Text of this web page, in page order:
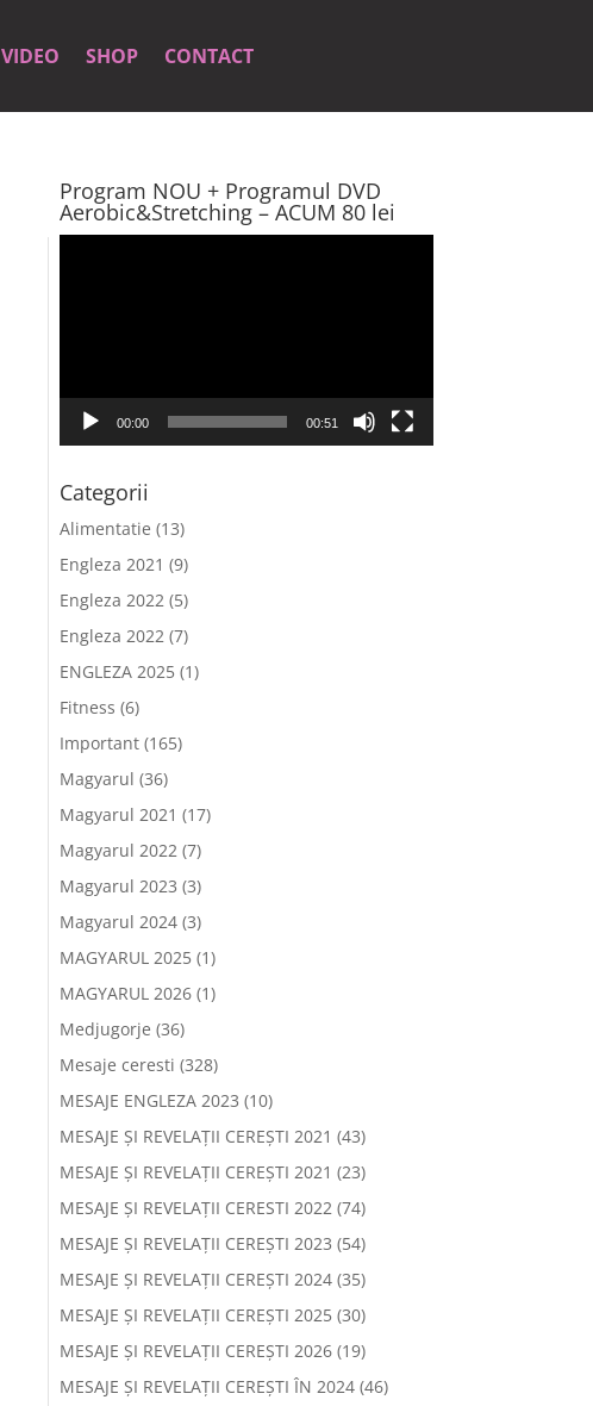
VIDEO SHOP CONTACT
Program NOU + Programul DVD
Aerobic&Stretching – ACUM 80 lei
00:00 00:51
Categorii
Alimentatie (13)
Engleza 2021 (9)
Engleza 2022 (5)
Engleza 2022 (7)
ENGLEZA 2025(1)
Fitness (6)
Important(165)
Magyarul (36)
Magyarul 2021 (17)
Magyarul 2022 (7)
Magyarul 2023 (3)
Magyarul 2024(3)
MAGYARUL 2025(1)
MAGYARUL 2026(1)
Medjugorje (36)
Mesaje ceresti (328)
MESAJE ENGLEZA 2023 (10)
MESAJE ȘI REVELAȚII CEREȘTI 2021 (43)
MESAJE ȘI REVELAȚII CEREȘTI 2021 (23)
MESAJE ȘI REVELAȚII CERESTI 2022 (74)
MESAJE ȘI REVELAȚII CEREȘTI 2023 (54)
MESAJE ȘI REVELAȚII CEREȘTI 2024(35)
MESAJE ȘI REVELAȚII CEREȘTI 2025(30)
MESAJE ȘI REVELAȚII CEREȘTI 2026(19)
MESAJE ȘI REVELAȚII CEREȘTI ÎN 2024(46)